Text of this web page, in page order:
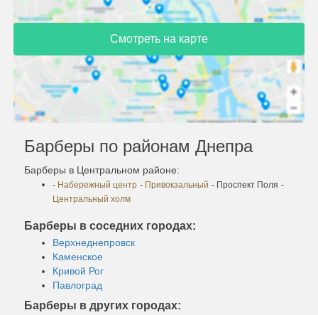
Смотреть на карте
Барберы по районам Днепра
Барберы в Центральном районе:
- Набережный центр - Привокзальный - Проспект Поля -
Центральный холм
Барберы в соседних городах:
Верхнеднепровск
Каменское
Кривой Рог
Павлоград
Барберы в других городах: